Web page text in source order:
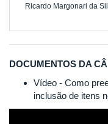
Ricardo Margonari da
DOCUMENTOS DA
Vídeo - Como
inclusão de itens